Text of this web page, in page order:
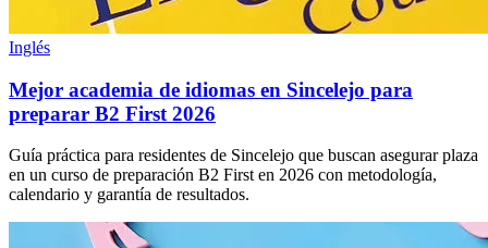
Inglés
Mejor academia de idiomas en Sincelejo para
preparar B2 First 2026
Guía práctica para residentes de Sincelejo que buscan asegurar plaza
en un curso de preparación B2 First en 2026 con metodología,
calendario y garantía de resultados.